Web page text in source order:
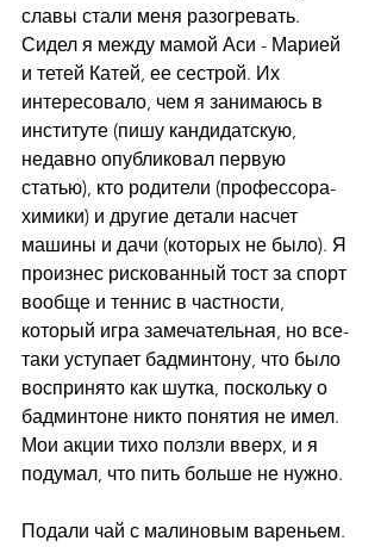
славы стали меня разогревать.
Сидел я между мамой Аси - Марией
и тетей Катей, ее сестрой. Их
интересовало, чем я занимаюсь в
институте (пишу кандидатскую,
недавно опубликовал первую
статью), кто родители (профессора-
химики) и другие детали насчет
машины и дачи (которых не было). Я
произнес рискованный тост за спорт
вообще и теннис в частности,
который игра замечательная, но все-
таки уступает бадминтону, что было
воспринято как шутка, поскольку о
бадминтоне никто понятия не имел.
Мои акции тихо ползли вверх, и я
подумал, что пить больше не нужно.
Подали чай с малиновым вареньем.